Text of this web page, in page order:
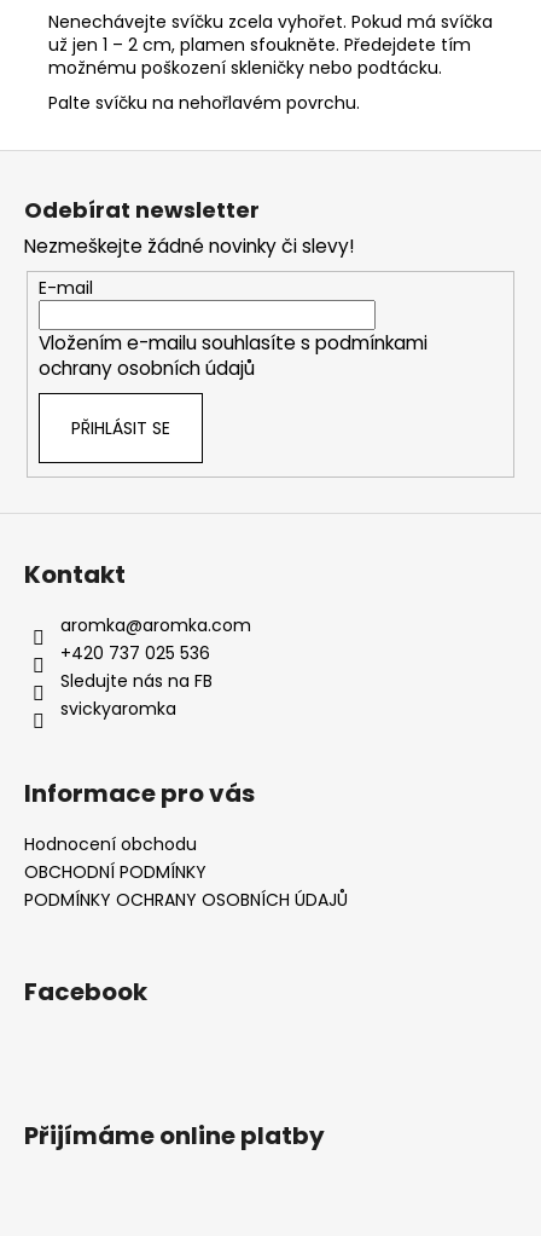
Nenechávejte svíčku zcela vyhořet. Pokud má svíčka
už jen 1 – 2 cm, plamen sfoukněte. Předejdete tím
možnému poškození skleničky nebo podtácku.
Palte svíčku na nehořlavém povrchu.
Z
Odebírat newsletter
Nezmeškejte žádné novinky či slevy!
E-mail
Vložením e-mailu souhlasíte s podmínkami
ochrany osobních údajů
PŘIHLÁSIT SE
Kontakt
aromka@aromka.com
+420 737 025 536
Sledujte nás na FB
svickyaromka
Informace pro vás
Hodnocení obchodu
OBCHODNÍ PODMÍNKY
PODMÍNKY OCHRANY OSOBNÍCH ÚDAJŮ
Facebook
Přijímáme online platby